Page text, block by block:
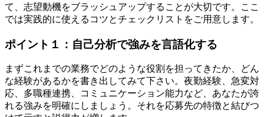
て、志望動機をブラッシュアップすることが大切です。ここ
では実践的に使えるコツとチェックリストをご用意します。
ポイント１：自己分析で強みを言語化する
まずこれまでの業務でどのような役割を担ってきたか、どん
な経験があるかを書き出してみて下さい。夜勤経験、急変対
応、多職種連携、コミュニケーション能力など、あなたが誇
れる強みを明確にしましょう。それを応募先の特徴と結びつ